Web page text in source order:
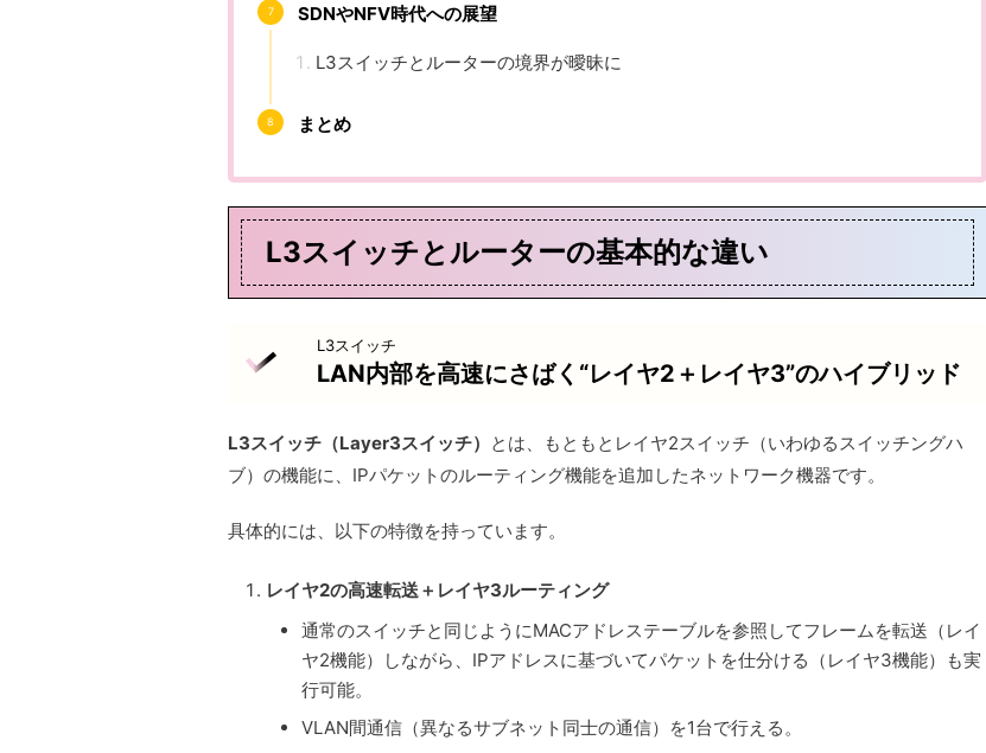
SDNやNFV時代への展望
L3スイッチとルーターの境界が曖昧に
まとめ
L3スイッチとルーターの基本的な違い
L3スイッチ
LAN内部を高速にさばく“レイヤ2＋レイヤ3”のハイブリッド
L3スイッチ（Layer3スイッチ） とは、もともとレイヤ2スイッチ（いわゆるスイッチングハ
ブ）の機能に、IPパケットのルーティング機能を追加したネットワーク機器です。
具体的には、以下の特徴を持っています。
レイヤ2の高速転送＋レイヤ3ルーティング
通常のスイッチと同じようにMACアドレステーブルを参照してフレームを転送（レイ
ヤ2機能）しながら、IPアドレスに基づいてパケットを仕分ける（レイヤ3機能）も実
行可能。
VLAN間通信（異なるサブネット同士の通信）を1台で行える。